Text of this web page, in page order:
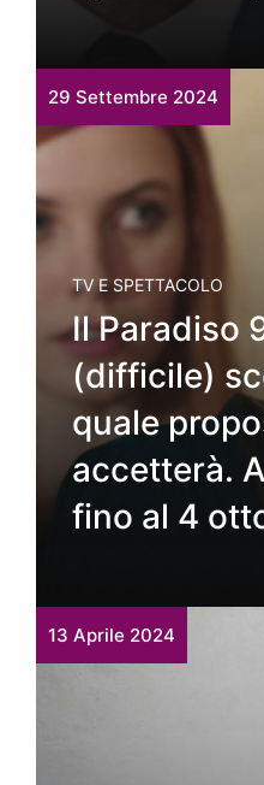
29 Settembre 2024
TV E SPETTACOLO
Il Paradiso
(difficile)
quale
accetterà.
fino al 4
13 Aprile 2024